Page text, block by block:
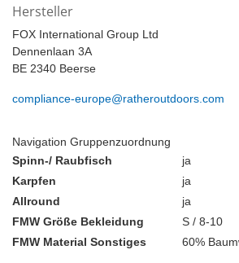
Hersteller
FOX International Group Ltd
Dennenlaan 3A
BE 2340 Beerse
compliance-europe@ratheroutdoors.com
Navigation Gruppenzuordnung
Spinn-/ Raubfisch
ja
Karpfen
ja
Allround
ja
FMW Größe Bekleidung
S / 8-10
FMW Material Sonstiges
60%